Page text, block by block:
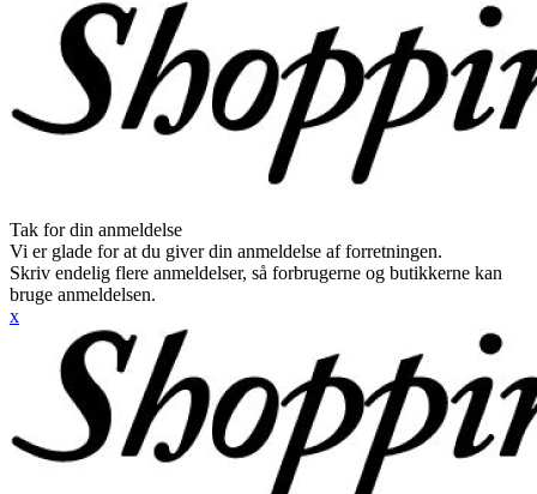
Tak for din anmeldelse
Vi er glade for at du giver din anmeldelse af forretningen.
Skriv endelig flere anmeldelser, så forbrugerne og butikkerne kan
bruge anmeldelsen.
x